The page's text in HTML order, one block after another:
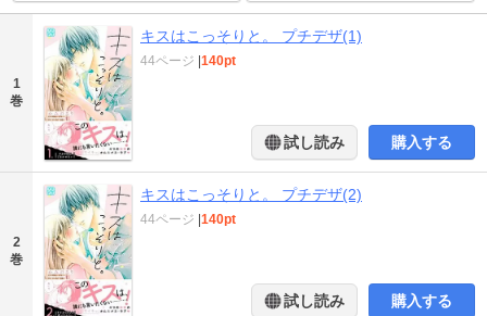
1
巻
キスはこっそりと。 プチデザ(1)
44ページ 140pt
試し読み 購入する
2
巻
キスはこっそりと。 プチデザ(2)
44ページ 140pt
試し読み 購入する